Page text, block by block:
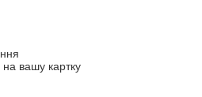
вашу картку